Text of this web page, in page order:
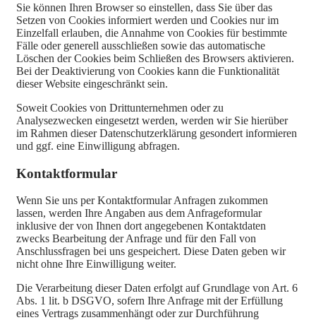
Sie können Ihren Browser so einstellen, dass Sie über das
Setzen von Cookies informiert werden und Cookies nur im
Einzelfall erlauben, die Annahme von Cookies für bestimmte
Fälle oder generell ausschließen sowie das automatische
Löschen der Cookies beim Schließen des Browsers aktivieren.
Bei der Deaktivierung von Cookies kann die Funktionalität
dieser Website eingeschränkt sein.
Soweit Cookies von Drittunternehmen oder zu
Analysezwecken eingesetzt werden, werden wir Sie hierüber
im Rahmen dieser Datenschutzerklärung gesondert informieren
und ggf. eine Einwilligung abfragen.
Kontaktformular
Wenn Sie uns per Kontaktformular Anfragen zukommen
lassen, werden Ihre Angaben aus dem Anfrageformular
inklusive der von Ihnen dort angegebenen Kontaktdaten
zwecks Bearbeitung der Anfrage und für den Fall von
Anschlussfragen bei uns gespeichert. Diese Daten geben wir
nicht ohne Ihre Einwilligung weiter.
Die Verarbeitung dieser Daten erfolgt auf Grundlage von Art. 6
Abs. 1 lit. b DSGVO, sofern Ihre Anfrage mit der Erfüllung
eines Vertrags zusammenhängt oder zur Durchführung